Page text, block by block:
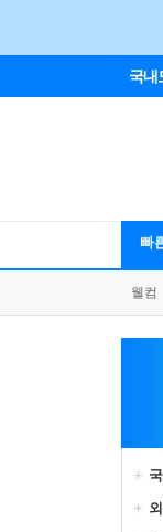
국내
빠
웰컴